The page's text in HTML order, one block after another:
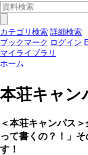
カテゴリ検索 詳細検索
ブックマーク ログイン
マイライブラリ
ホーム
本荘キャン
＜本荘キャンパス
って書くの？！」
す！